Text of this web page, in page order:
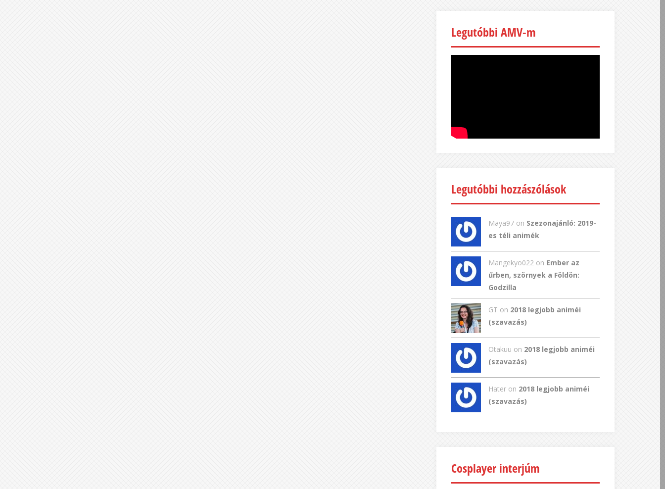
Legutóbbi AMV-m
Legutóbbi hozzászólások
Maya97 on Szezonajánló: 2019-
es téli animék
Mangekyo022 on Ember az
űrben, szörnyek a Földön:
Godzilla
GT on 2018 legjobb animéi
(szavazás)
Otakuu on 2018 legjobb animéi
(szavazás)
Hater on 2018 legjobb animéi
(szavazás)
Cosplayer interjúm